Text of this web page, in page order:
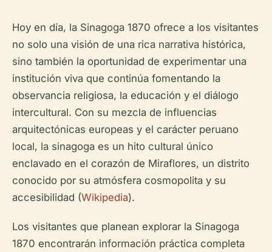
Hoy en día, la Sinagoga 1870 ofrece a los visitantes
no solo una visión de una rica narrativa histórica,
sino también la oportunidad de experimentar una
institución viva que continúa fomentando la
observancia religiosa, la educación y el diálogo
intercultural. Con su mezcla de influencias
arquitectónicas europeas y el carácter peruano
local, la sinagoga es un hito cultural único
enclavado en el corazón de Miraflores, un distrito
conocido por su atmósfera cosmopolita y su
accesibilidad (Wikipedia).
Los visitantes que planean explorar la Sinagoga
1870 encontrarán información práctica completa